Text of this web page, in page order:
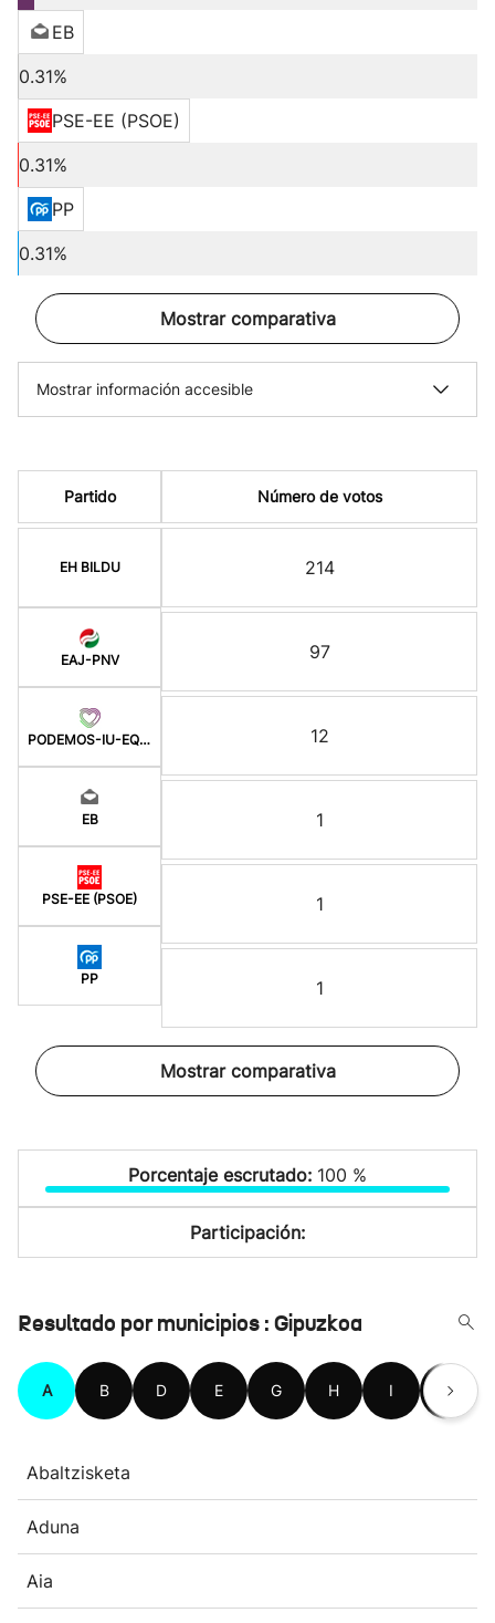
EB
0.31%
PSE-EE (PSOE)
0.31%
PP
0.31%
Mostrar comparativa
Mostrar información accesible
Partido
EH BILDU
EAJ-PNV
PODEMOS-IU-EQUO BERD
EB
PSE-EE (PSOE)
PP
Número de votos
214
97
12
1
1
1
Mostrar comparativa
Porcentaje escrutado: 100 %
Participación:
Resultado por municipios : Gipuzkoa
A B D E G H I L
Abaltzisketa
Aduna
Aia